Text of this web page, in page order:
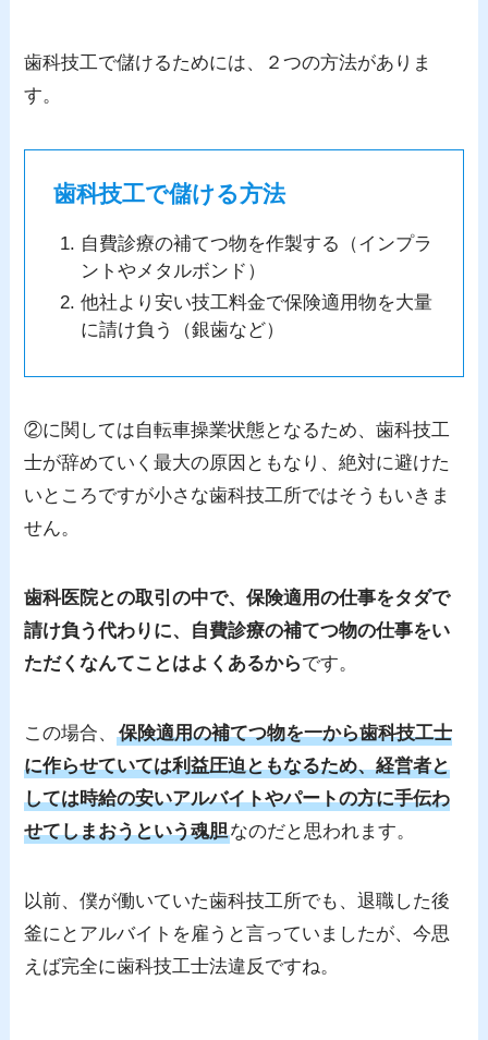
歯科技工で儲けるためには、２つの方法がありま
す。
歯科技工で儲ける方法
自費診療の補てつ物を作製する（インプラ
ントやメタルボンド）
他社より安い技工料金で保険適用物を大量
に請け負う（銀歯など）
②に関しては自転車操業状態となるため、歯科技工
士が辞めていく最大の原因ともなり、絶対に避けた
いところですが小さな歯科技工所ではそうもいきま
せん。
歯科医院との取引の中で、保険適用の仕事をタダで
請け負う代わりに、自費診療の補てつ物の仕事をい
ただくなんてことはよくあるからです。
この場合、保険適用の補てつ物を一から歯科技工士
に作らせていては利益圧迫ともなるため、経営者と
しては時給の安いアルバイトやパートの方に手伝わ
せてしまおうという魂胆なのだと思われます。
以前、僕が働いていた歯科技工所でも、退職した後
釜にとアルバイトを雇うと言っていましたが、今思
えば完全に歯科技工士法違反ですね。